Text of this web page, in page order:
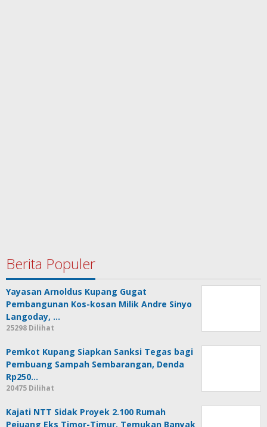
Berita Populer
Yayasan Arnoldus Kupang Gugat
Pembangunan Kos-kosan Milik Andre Sinyo
Langoday, …
25298 Dilihat
Pemkot Kupang Siapkan Sanksi Tegas bagi
Pembuang Sampah Sembarangan, Denda
Rp250…
20475 Dilihat
Kajati NTT Sidak Proyek 2.100 Rumah
Pejuang Eks Timor-Timur, Temukan Banyak